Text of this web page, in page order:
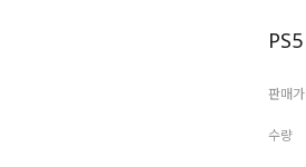
판매
수량